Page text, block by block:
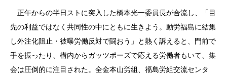
正午からの半日ストに突入した橋本光一委員長が合流し、「目
先の利益ではなく共同性の中にともに生きよう。動労福島に結集
し外注化阻止・被曝労働反対で闘おう」と熱く訴えると、門前で
手を振ったり、構内からガッツポーズで応える労働者もいて、集
会は圧倒的に注目された。全金本山労組、福島労組交流センタ